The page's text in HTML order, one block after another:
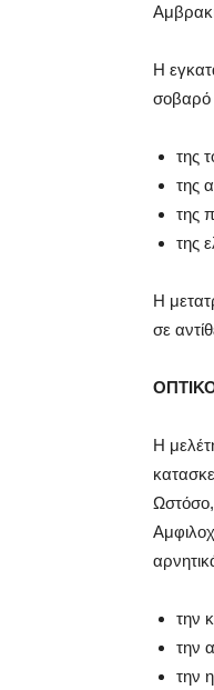
Η
σοβαρό
της
της
της
της
Η
σε
Η
Ωστόσο,
την
την
την